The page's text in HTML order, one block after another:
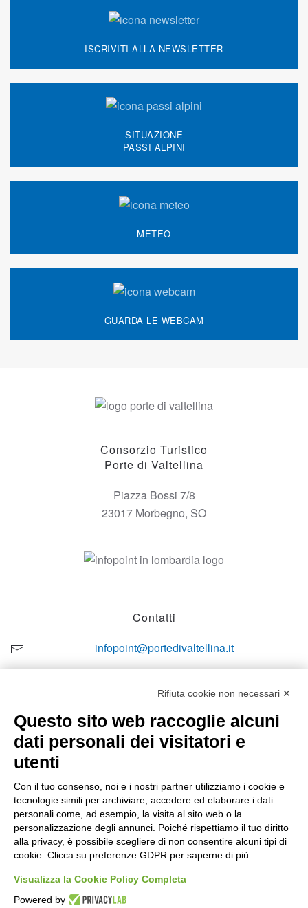
ISCRIVITI ALLA NEWSLETTER
SITUAZIONE
PASSI ALPINI
METEO
GUARDA LE WEBCAM
Consorzio Turistico
Porte di Valtellina
Piazza Bossi 7/8
23017 Morbegno, SO
Contatti
infopoint@portedivaltellina.it
portedivaltellina@lamiapec.it
+39 0342 601140
Lun-ven
08:00 – 12:10 / 14:00 – 18:10
Sabato
08:00 – 12:10
Rifiuta cookie non necessari ✕
Questo sito web raccoglie alcuni
dati personali dei visitatori e
utenti
Con il tuo consenso, noi e i nostri partner utilizziamo i cookie e
tecnologie simili per archiviare, accedere ed elaborare i dati
personali come, ad esempio, la visita al sito web o la
personalizzazione degli annunci. Poiché rispettiamo il tuo diritto
alla privacy, è possibile scegliere di non consentire alcuni tipi di
cookie. Clicca su preferenze GDPR per saperne di più.
Visualizza la Cookie Policy Completa
Powered by